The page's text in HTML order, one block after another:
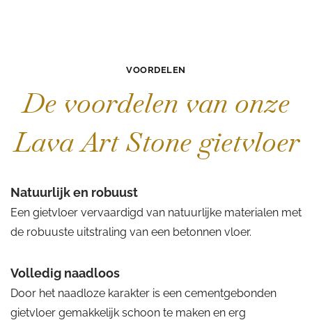
VOORDELEN
De voordelen van onze
Lava Art Stone gietvloer
Natuurlijk en robuust
Een gietvloer vervaardigd van natuurlijke materialen met
de robuuste uitstraling van een betonnen vloer.
Volledig naadloos
Door het naadloze karakter is een cementgebonden
gietvloer gemakkelijk schoon te maken en erg